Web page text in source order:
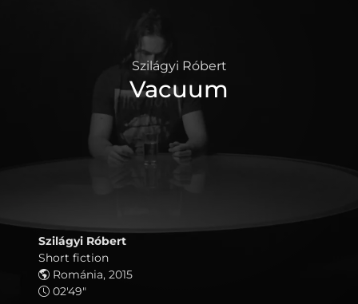
Szilágyi Róbert
Vacuum
Szilágyi Róbert
Short fiction
Románia, 2015
02'49"